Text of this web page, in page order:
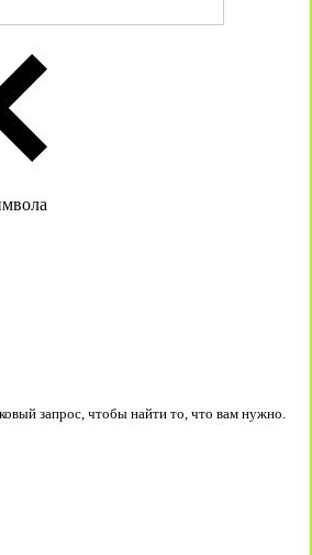
запрос, чтобы найти то, что вам нужно.